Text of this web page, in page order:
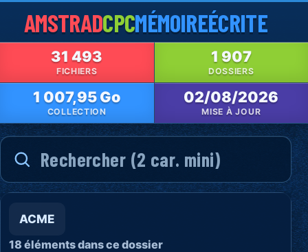
AMSTRADCPCMÉMOIREÉCRITE
31 493
FICHIERS
1 907
DOSSIERS
1 007,95 Go
COLLECTION
02/08/2026
MISE À JOUR
ACME
18 éléments dans ce dossier